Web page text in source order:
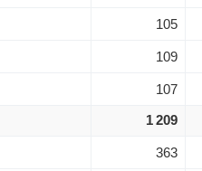
105
109
107
1 209
363